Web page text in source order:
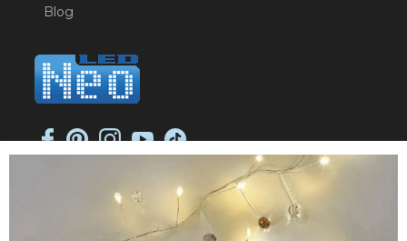
Blog
ul. Jana Długosza 2